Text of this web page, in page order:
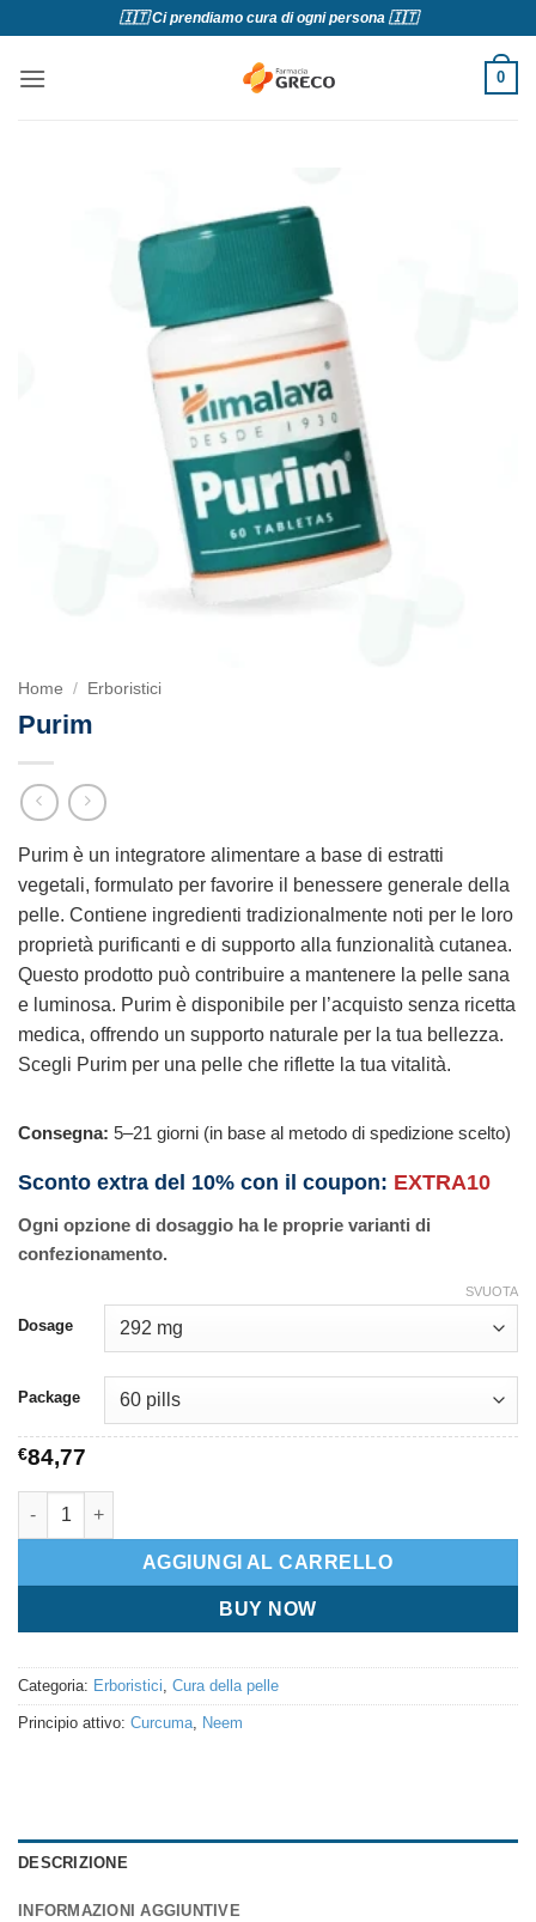
contenuti
🇮🇹 Ci prendiamo cura di ogni persona 🇮🇹
0
Home / Erboristici
Purim
Purim è un integratore alimentare a base di estratti
vegetali, formulato per favorire il benessere generale della
pelle. Contiene ingredienti tradizionalmente noti per le loro
proprietà purificanti e di supporto alla funzionalità cutanea.
Questo prodotto può contribuire a mantenere la pelle sana
e luminosa. Purim è disponibile per l’acquisto senza ricetta
medica, offrendo un supporto naturale per la tua bellezza.
Scegli Purim per una pelle che riflette la tua vitalità.
Consegna: 5–21 giorni (in base al metodo di spedizione scelto)
Sconto extra del 10% con il coupon: EXTRA10
Ogni opzione di dosaggio ha le proprie varianti di
confezionamento.
Dosage
Package
SVUOTA
€84,77
Purim quantità
AGGIUNGI AL CARRELLO
BUY NOW
Categoria: Erboristici Cura della pelle
Principio attivo: Curcuma Neem
DESCRIZIONE
INFORMAZIONI AGGIUNTIVE